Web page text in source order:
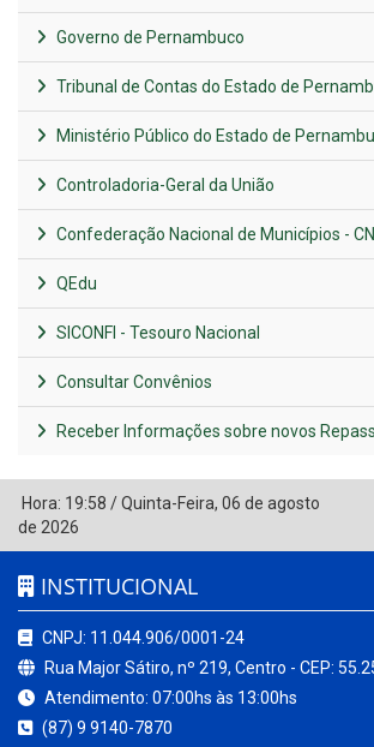
Governo de Pernambuco
Tribunal de Contas do Estado de
Ministério Público do Estado de
Controladoria-Geral da União
Confederação Nacional de Municípios -
QEdu
SICONFI - Tesouro Nacional
Consultar Convênios
Receber Informações sobre novos
Hora: 19:58 /Quinta-Feira, 06 de agosto
de 2026
INSTITUCIONAL
CNPJ: 11.044.906/0001-24
Rua Major Sátiro, nº 219, Centro - CEP:
Atendimento: 07:00hs às 13:00hs
(87) 9 9140-7870